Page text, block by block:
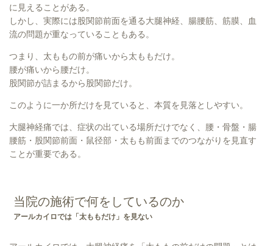
に見えることがある。
しかし、実際には股関節前面を通る大腿神経、腸腰筋、筋膜、血
流の問題が重なっていることもある。
つまり、太ももの前が痛いから太ももだけ。
腰が痛いから腰だけ。
股関節が詰まるから股関節だけ。
このように一か所だけを見ていると、本質を見落としやすい。
大腿神経痛では、症状の出ている場所だけでなく、腰・骨盤・腸
腰筋・股関節前面・鼠径部・太もも前面までのつながりを見直す
ことが重要である。
当院の施術で何をしているのか
アールカイロでは「太ももだけ」を見ない